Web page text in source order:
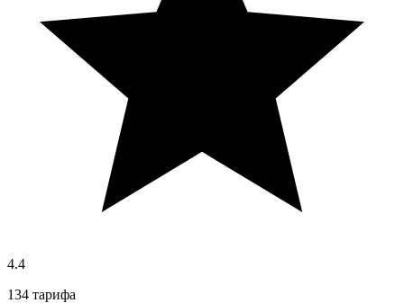
4.4
134 тарифа